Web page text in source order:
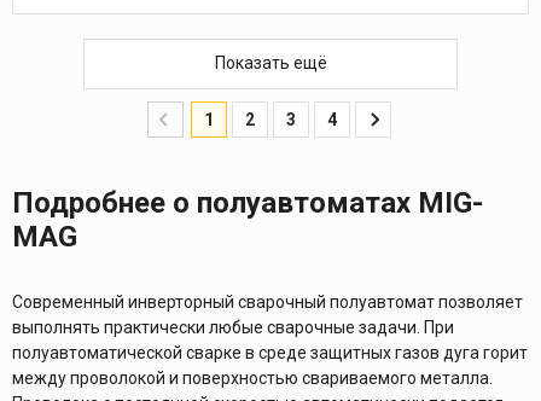
Показать ещё
1 2 3 4
Подробнее о полуавтоматах MIG-
MAG
Современный инверторный сварочный полуавтомат позволяет
выполнять практически любые сварочные задачи. При
полуавтоматической сварке в среде защитных газов дуга горит
между проволокой и поверхностью свариваемого металла.